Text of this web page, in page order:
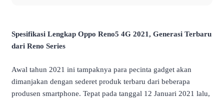
Spesifikasi Lengkap Oppo Reno5 4G 2021, Generasi Terbaru
dari Reno Series
Awal tahun 2021 ini tampaknya para pecinta gadget akan
dimanjakan dengan sederet produk terbaru dari beberapa
produsen smartphone. Tepat pada tanggal 12 Januari 2021 lalu,